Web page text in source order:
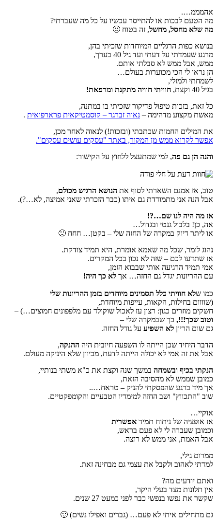
אהמממ….
מה הטעם לבכות או להתייסר עכשיו על כל מה שעברתי?
מה שלא מחסל, מחשל, זה בטוח 🙂
בנושא כפות הרגליים המיוחדות שזכיתי בהן,
מרגע שעמדתי על דעתי ועד גיל 40 בערך,
ממש, אבל ממש לא סבלתי אותם.
הן נראו לי הכי מכוערות בעולם…
לשמחתי ולמזלי,
בגיל 40 וקצת,
חוויתי חוויה מתקנת ומרפאת!
כל זאת, בזכות טיפול פדיקור שזכיתי בו במתנה,
מאשת מקצוע מדהימה – נאוה זברגר – קוסמטיקאית פרארפואית .
את המילים החמות שכתבתי (ובזכות!) לנאוה לאחר מכן,
אפשר לקרוא ממש מן המקור, באתר "עסקים עושים עסקים".
והנה הן גם פה, למי שמתעצל ללחוץ על הקישור:
טוב, אז אמנם השארתי לסוף את הנושא הרגיש מכולם,
אבל הנה אני מתמודדת גם איתו (כבר הזכרתי שאני אמיצה, לא…?).
אז מה היה לנו שם…?!
אה, כן! בלבול גנטי ובגדול…
או ליתר דיוק במקרה של החזה שלי – בקטן… חחח 🙂
נהוג לומר, שכל מה שאמא אומרת, היא תמיד צודקת.
אז שתדעו לכם – שזה לא נכון בכל המקרים.
אמי תמיד הרגיעה אותי שבבוא הזמן,
עם ההריונות יגדל גם החזה… אך לא כך היה!
כמו שלא חוויתי כלל תסמינים מיוחדים בזמן ההריונות שלי
(שוווום בחילות, הקאות, עייפות מיוחדת,
חשקים מוזרים כגון: רצון עז לאכול שוקולד עם מלפפונים חמוצים…) –
וטוב שכך!!!, כך שבמקרה שלי –
גם שום הריון לא השפיע על גודל החזה.
הדבר היחיד שכן הייתה לו השפעה חיובית היה ההנקה,
אבל את זה אמי לא יכולה הייתה לדעת, מכיוון שלא היניקה מעולם.
הנקתי בכיף ובשמחה במשך שנה וקצת את כ"א משתי בנותיי,
כמובן שממש לא מהסיבה הזאת,
אך מיד ברגע שהפסקתי להניק – טראח…..
שוב "התכווץ" ושב החזה למימדיו הטבעיים והקומפקטיים.
אוקיי…
אז אופציה של ניתוח תמיד אפשרית
וכמובן שעברה לי לא פעם בראש,
אבל האמת, אני ממש לא רוצה.
ממרום גילי,
למדתי לאהוב ולקבל את עצמי גם מבחינה זאת.
ואתם יודעים מה?
אין תלונות מצד בעלי היקר,
שקשר את נפשו בנפשי כבר לפני כמעט 27 שנים.
גם מתחילים איתי לא פעם… (גברים ואפילו נשים) 🙂